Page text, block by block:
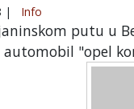
| Info
putu u
"opel